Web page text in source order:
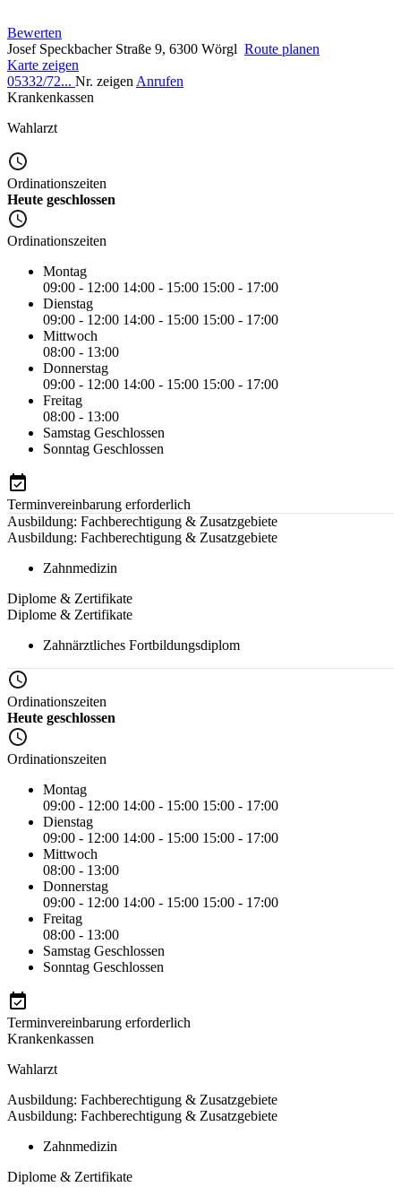
Bewerten
Josef Speckbacher Straße 9, 6300 Wörgl Route planen
Karte zeigen
05332/72... Nr. zeigen Anrufen
Krankenkassen
Wahlarzt
Ordinationszeiten
Heute geschlossen
Ordinationszeiten
Montag
09:00 - 12:00 14:00 - 15:00 15:00 - 17:00
Dienstag
09:00 - 12:00 14:00 - 15:00 15:00 - 17:00
Mittwoch
08:00 - 13:00
Donnerstag
09:00 - 12:00 14:00 - 15:00 15:00 - 17:00
Freitag
08:00 - 13:00
Samstag Geschlossen
Sonntag Geschlossen
Terminvereinbarung erforderlich
Ausbildung: Fachberechtigung & Zusatzgebiete
Ausbildung: Fachberechtigung & Zusatzgebiete
Zahnmedizin
Diplome & Zertifikate
Diplome & Zertifikate
Zahnärztliches Fortbildungsdiplom
Ordinationszeiten
Heute geschlossen
Ordinationszeiten
Montag
09:00 - 12:00 14:00 - 15:00 15:00 - 17:00
Dienstag
09:00 - 12:00 14:00 - 15:00 15:00 - 17:00
Mittwoch
08:00 - 13:00
Donnerstag
09:00 - 12:00 14:00 - 15:00 15:00 - 17:00
Freitag
08:00 - 13:00
Samstag Geschlossen
Sonntag Geschlossen
Terminvereinbarung erforderlich
Krankenkassen
Wahlarzt
Ausbildung: Fachberechtigung & Zusatzgebiete
Ausbildung: Fachberechtigung & Zusatzgebiete
Zahnmedizin
Diplome & Zertifikate